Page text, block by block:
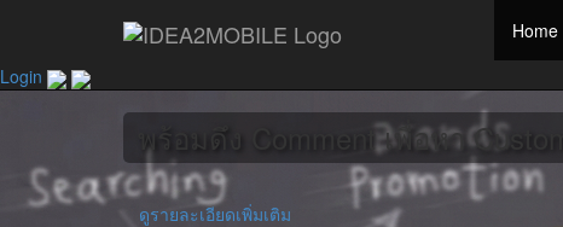
Home
Login
รับวิเคราะห์ Facebook
พร้อมดึง Comment เพื่อหา
ดูรายละเอียดเพิ่มเติม